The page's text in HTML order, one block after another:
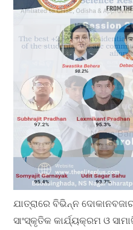
ଯାତ୍ରାରେ ବିଭିନ୍ନ
ସାଂସ୍କୃତିକ କାର୍ଯ୍ୟକ୍ରମ ଓ